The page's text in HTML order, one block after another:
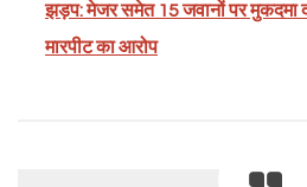
झड़प: मेजर समेत 15 जवानों पर मुकदमा
मारपीट का आरोप